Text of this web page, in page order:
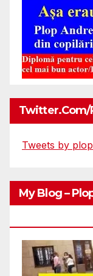
Twitter.com/
Tweets by
My Blog –